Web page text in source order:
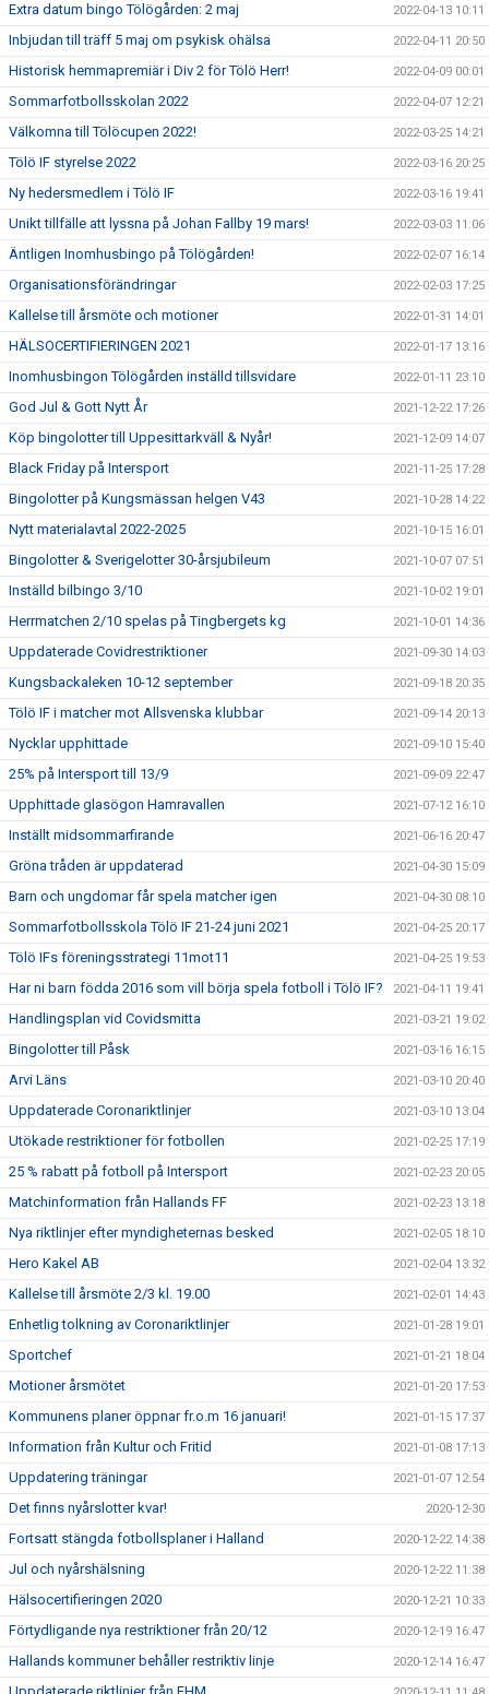
Extra datum bingo Tölögården: 2 maj 2022-04-13 10:11
Inbjudan till träff 5 maj om psykisk ohälsa 2022-04-11 20:50
Historisk hemmapremiär i Div 2 för Tölö Herr! 2022-04-09 00:01
Sommarfotbollsskolan 2022 2022-04-07 12:21
Välkomna till Tölöcupen 2022! 2022-03-25 14:21
Tölö IF styrelse 2022 2022-03-16 20:25
Ny hedersmedlem i Tölö IF 2022-03-16 19:41
Unikt tillfälle att lyssna på Johan Fallby 19 mars! 2022-03-03 11:06
Äntligen Inomhusbingo på Tölögården! 2022-02-07 16:14
Organisationsförändringar 2022-02-03 17:25
Kallelse till årsmöte och motioner 2022-01-31 14:01
HÄLSOCERTIFIERINGEN 2021 2022-01-17 13:16
Inomhusbingon Tölögården inställd tillsvidare 2022-01-11 23:10
God Jul & Gott Nytt År 2021-12-22 17:26
Köp bingolotter till Uppesittarkväll & Nyår! 2021-12-09 14:07
Black Friday på Intersport 2021-11-25 17:28
Bingolotter på Kungsmässan helgen V43 2021-10-28 14:22
Nytt materialavtal 2022-2025 2021-10-15 16:01
Bingolotter & Sverigelotter 30-årsjubileum 2021-10-07 07:51
Inställd bilbingo 3/10 2021-10-02 19:01
Herrmatchen 2/10 spelas på Tingbergets kg 2021-10-01 14:36
Uppdaterade Covidrestriktioner 2021-09-30 14:03
Kungsbackaleken 10-12 september 2021-09-18 20:35
Tölö IF i matcher mot Allsvenska klubbar 2021-09-14 20:13
Nycklar upphittade 2021-09-10 15:40
25% på Intersport till 13/9 2021-09-09 22:47
Upphittade glasögon Hamravallen 2021-07-12 16:10
Inställt midsommarfirande 2021-06-16 20:47
Gröna tråden är uppdaterad 2021-04-30 15:09
Barn och ungdomar får spela matcher igen 2021-04-30 08:10
Sommarfotbollsskola Tölö IF 21-24 juni 2021 2021-04-25 20:17
Tölö IFs föreningsstrategi 11mot11 2021-04-25 19:53
Har ni barn födda 2016 som vill börja spela fotboll i Tölö IF? 2021-04-11 19:41
Handlingsplan vid Covidsmitta 2021-03-21 19:02
Bingolotter till Påsk 2021-03-16 16:15
Arvi Läns 2021-03-10 20:40
Uppdaterade Coronariktlinjer 2021-03-10 13:04
Utökade restriktioner för fotbollen 2021-02-25 17:19
25 % rabatt på fotboll på Intersport 2021-02-23 20:05
Matchinformation från Hallands FF 2021-02-23 13:18
Nya riktlinjer efter myndigheternas besked 2021-02-05 18:10
Hero Kakel AB 2021-02-04 13:32
Kallelse till årsmöte 2/3 kl. 19.00 2021-02-01 14:43
Enhetlig tolkning av Coronariktlinjer 2021-01-28 19:01
Sportchef 2021-01-21 18:04
Motioner årsmötet 2021-01-20 17:53
Kommunens planer öppnar fr.o.m 16 januari! 2021-01-15 17:37
Information från Kultur och Fritid 2021-01-08 17:13
Uppdatering träningar 2021-01-07 12:54
Det finns nyårslotter kvar! 2020-12-30
Fortsatt stängda fotbollsplaner i Halland 2020-12-22 14:38
Jul och nyårshälsning 2020-12-22 11:38
Hälsocertifieringen 2020 2020-12-21 10:33
Förtydligande nya restriktioner från 20/12 2020-12-19 16:47
Hallands kommuner behåller restriktiv linje 2020-12-14 16:47